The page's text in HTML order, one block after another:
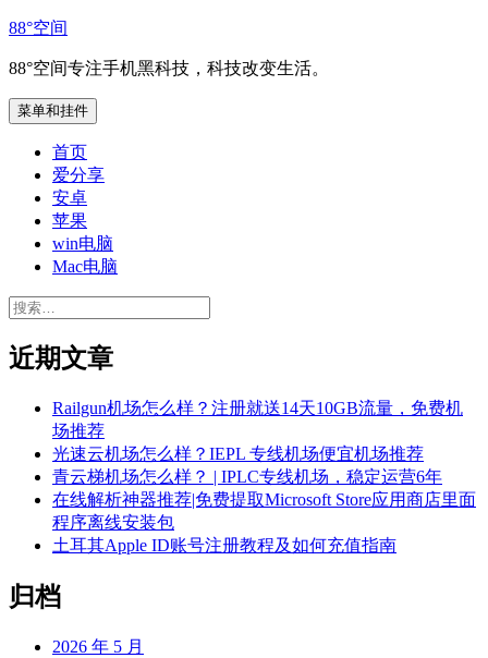
跳
内
容
88°空间
88°空间专注手机黑科技，科技改变生活。
菜单和挂件
首页
爱分享
安卓
苹果
win电脑
Mac电脑
搜
近期文章
Railgun机场怎么样？注册就送14天10GB流量，免费机
场推荐
光速云机场怎么样？IEPL 专线机场便宜机场推荐
青云梯机场怎么样？ | IPLC专线机场，稳定运营6年
在线解析神器推荐|免费提取Microsoft Store应用商店里面
程序离线安装包
土耳其Apple ID账号注册教程及如何充值指南
归档
2026 年 5 月